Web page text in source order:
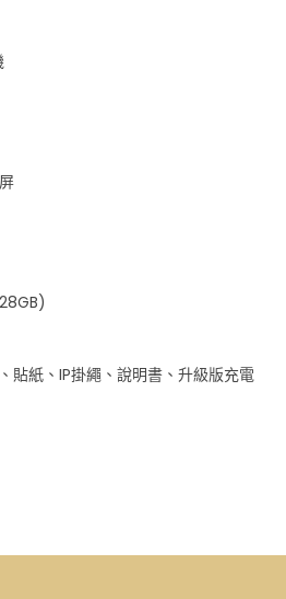
貼紙、IP掛繩、說明書、升級版充電